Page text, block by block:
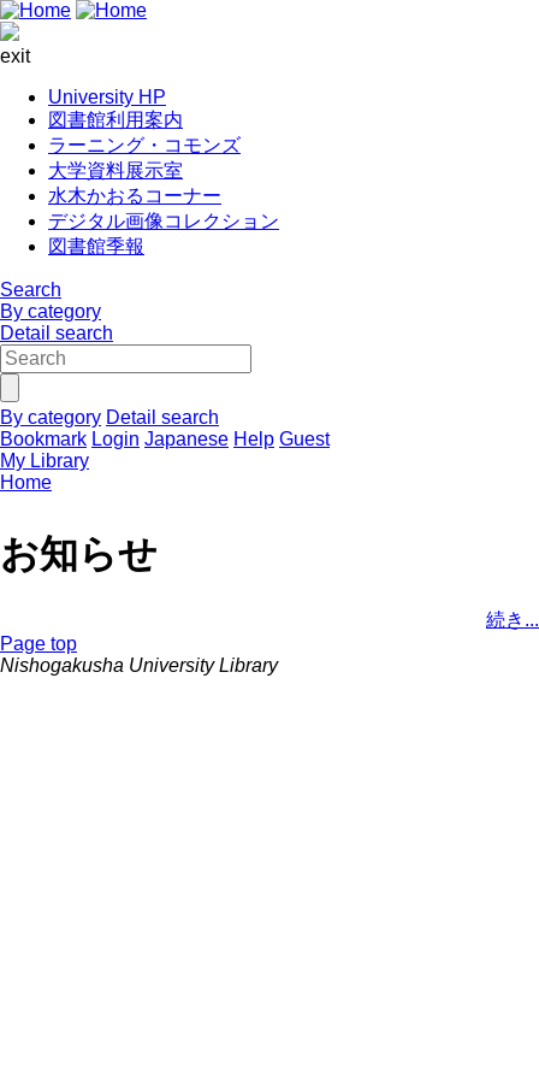
exit
University HP
図書館利用案内
ラーニング・コモンズ
大学資料展示室
水木かおるコーナー
デジタル画像コレクション
図書館季報
Search
By category
Detail search
By category Detail search
Bookmark Login Japanese Help Guest
My Library
Home
お知らせ
続き...
Page top
Nishogakusha University Library